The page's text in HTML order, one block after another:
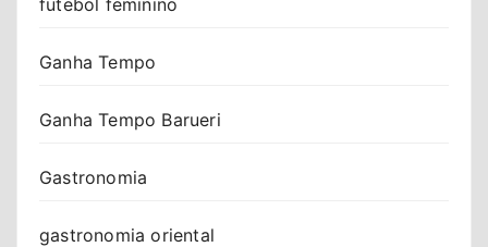
Ganha Tempo
Ganha Tempo Barueri
Gastronomia
gastronomia oriental